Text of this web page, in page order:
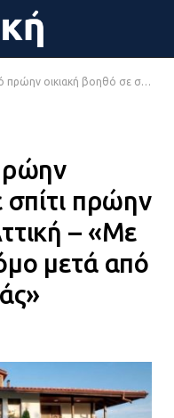
πρώην δημάρχου στην Αττική – «Με πέταξαν στον δρόμο μετά από 42 χρόνια σκλαβιάς»
σπίτι πρώην
– «Με
μετά από